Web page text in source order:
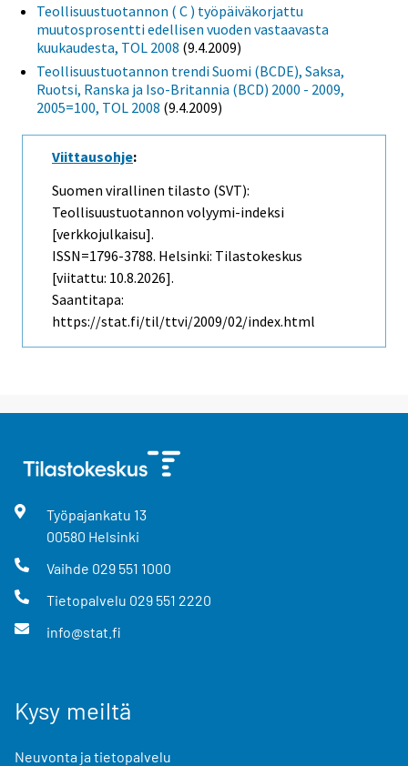
Teollisuustuotannon ( C ) työpäiväkorjattu
muutosprosentti edellisen vuoden vastaavasta
kuukaudesta, TOL 2008 (9.4.2009)
Teollisuustuotannon trendi Suomi (BCDE), Saksa,
Ruotsi, Ranska ja Iso-Britannia (BCD) 2000 - 2009,
2005=100, TOL 2008 (9.4.2009)
Viittausohje:
Suomen virallinen tilasto (SVT):
Teollisuustuotannon volyymi-indeksi
[verkkojulkaisu].
ISSN=1796-3788. Helsinki: Tilastokeskus
[viitattu: 10.8.2026].
Saantitapa:
https://stat.fi/til/ttvi/2009/02/index.html
Työpajankatu 13
00580 Helsinki
Vaihde 029 551 1000
Tietopalvelu 029 551 2220
info@stat.fi
Kysy meiltä
Neuvonta ja tietopalvelu